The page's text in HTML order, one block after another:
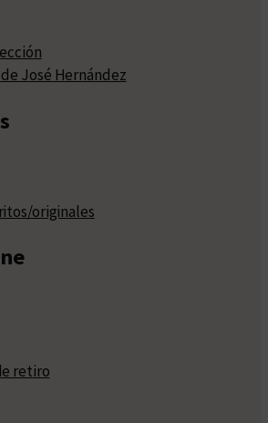
José Hernández
originales
retiro